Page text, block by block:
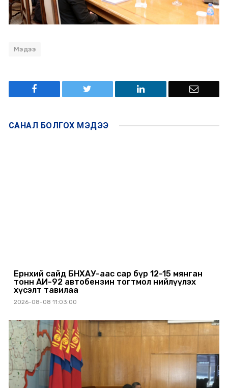
Мэдээ
САНАЛ БОЛГОХ МЭДЭЭ
Ерөнхий сайд БНХАУ-аас сар бүр 12-15 мянган
тонн АИ-92 автобензин тогтмол нийлүүлэх
хүсэлт тавилаа
2026-08-08 11:03:00